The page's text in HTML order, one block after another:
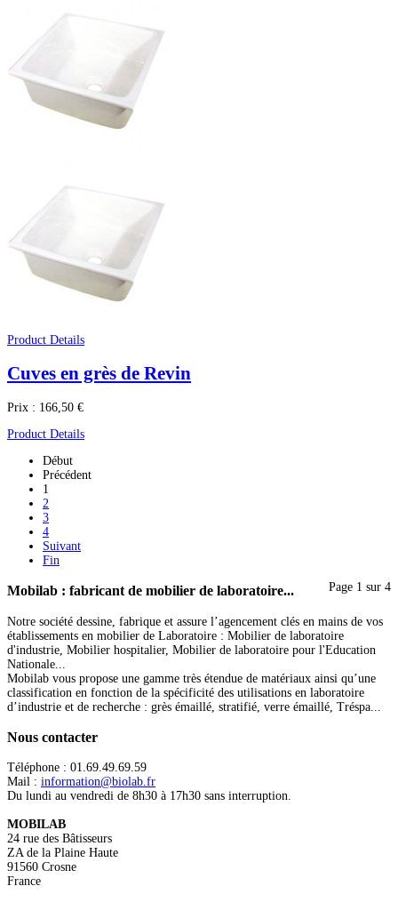
Product Details
Cuves en grès de Revin
Prix : 166,50 €
Product Details
Début
Précédent
1
2
3
4
Suivant
Fin
Page 1 sur 4
Mobilab : fabricant de mobilier de laboratoire...
Notre société dessine, fabrique et assure l’agencement clés en mains de vos
établissements en mobilier de Laboratoire : Mobilier de laboratoire
d'industrie, Mobilier hospitalier, Mobilier de laboratoire pour l'Education
Nationale...
Mobilab vous propose une gamme très étendue de matériaux ainsi qu’une
classification en fonction de la spécificité des utilisations en laboratoire
d’industrie et de recherche : grès émaillé, stratifié, verre émaillé, Tréspa...
Nous contacter
Téléphone : 01.69.49.69.59
Mail : information@biolab.fr
Du lundi au vendredi de 8h30 à 17h30 sans interruption.
MOBILAB
24 rue des Bâtisseurs
ZA de la Plaine Haute
91560 Crosne
France